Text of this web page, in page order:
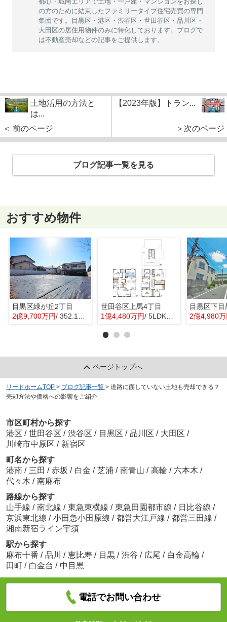
の方のために結束したファミリータイプ住宅売買の専門
集団です。目黒区・港区・渋谷区・世田谷区・品川区・
大田区の居住用物件のみに特化しております。ブログで
は不動産売却などの記事をご提供します。
土地活用の方法と
は...
＜ 前のページ
【2023年版】トラン...
＞次のページ
ブログ記事一覧を見る
おすすめ物件
目黒区緑が丘2丁目
2億9,700万円/ 352.16㎡
世田谷区上馬4丁目
1億4,480万円/ 5LDK＋1S(納戸)
目黒区下
2億4,980
ページトップへ
リードホームTOP > ブログ記事一覧 > 道路に面していない土地も売却できる？
売却方法や価格への影響をご紹介
市区町村から探す
港区 / 世田谷区 / 渋谷区 / 目黒区 / 品川区 / 大田区 /
川崎市中原区 / 新宿区
町名から探す
港南 / 三田 / 赤坂 / 白金 / 芝浦 / 南青山 / 高輪 / 六本木 /
代々木 / 南麻布
路線から探す
山手線 / 南北線 / 東急東横線 / 東急田園都市線 / 日比谷線 /
京浜東北線 / 小田急小田原線 / 都営大江戸線 / 都営三田線 /
湘南新宿ライン宇須
駅から探す
麻布十番 / 品川 / 恵比寿 / 目黒 / 渋谷 / 広尾 / 白金高輪 /
田町 / 白金台 / 中目黒
電話でお問い合わせ